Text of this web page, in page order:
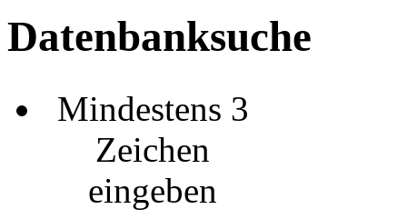
Datenbanksuche
Mindestens 3
Zeichen
eingeben